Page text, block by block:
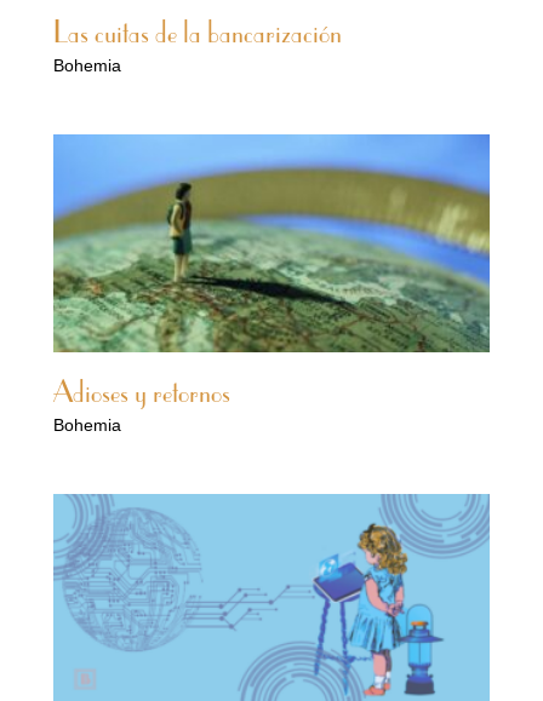
Las cuitas de la bancarización
Bohemia
Adioses y retornos
Bohemia